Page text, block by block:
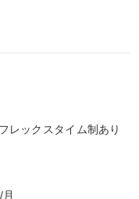
レックスタイム制あり